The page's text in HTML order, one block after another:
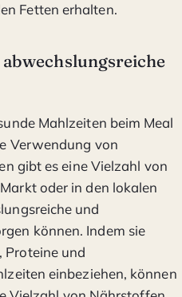
Fetten erhalten.
Mahlzeiten beim Meal
Verwendung von
gibt es eine Vielzahl von
oder in den lokalen
und
können. Indem sie
Proteine und
einbeziehen, können